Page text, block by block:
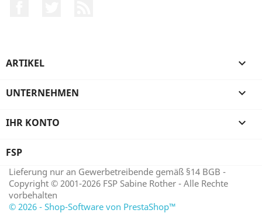
ARTIKEL 
UNTERNEHMEN 
IHR KONTO 
FSP
Lieferung nur an Gewerbetreibende gemäß §14 BGB -
Copyright © 2001-2026 FSP Sabine Rother - Alle Rechte
vorbehalten
© 2026 - Shop-Software von PrestaShop™